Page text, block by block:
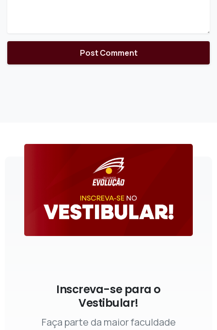
Inscreva-se para o
Vestibular!
Faça parte da maior faculdade